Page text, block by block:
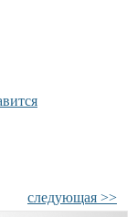
следующая >>